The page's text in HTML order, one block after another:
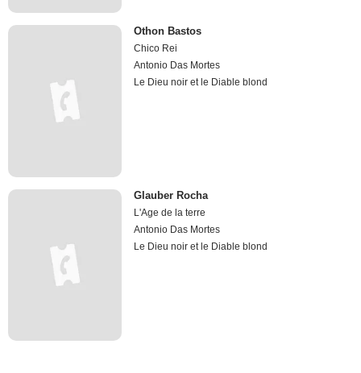
Othon Bastos
Chico Rei
Antonio Das Mortes
Le Dieu noir et le Diable blond
Glauber Rocha
L'Age de la terre
Antonio Das Mortes
Le Dieu noir et le Diable blond